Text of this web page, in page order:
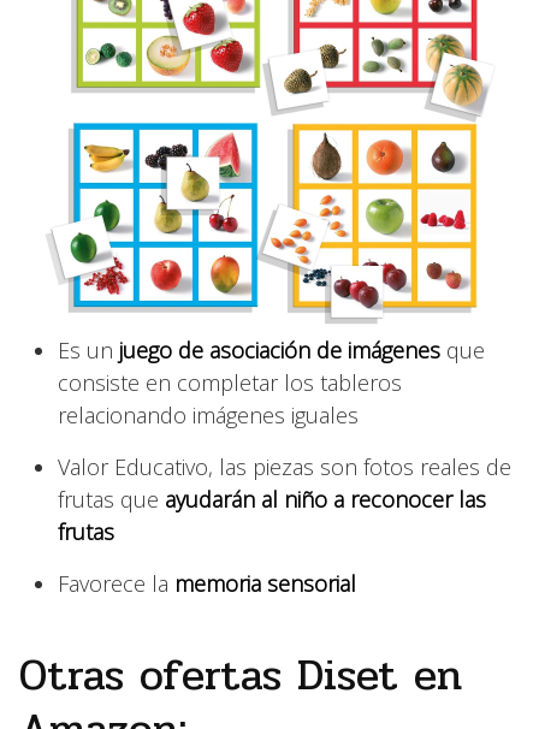
Es un juego de asociación de imágenes que
consiste en completar los tableros
relacionando imágenes iguales
Valor Educativo, las piezas son fotos reales de
frutas que ayudarán al niño a reconocer las
frutas
Favorece la memoria sensorial
Otras ofertas Diset en